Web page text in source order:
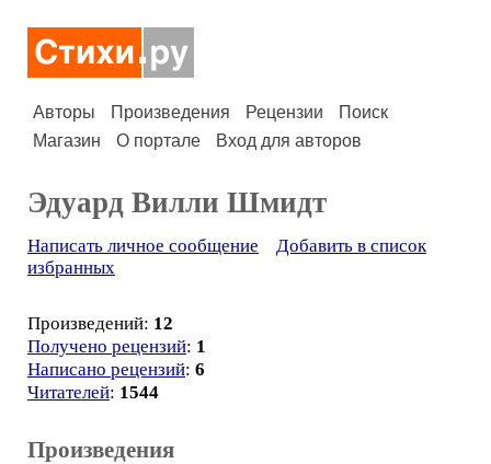
Авторы Произведения Рецензии
Поиск
Магазин
О портале Вход для авторов
Эдуард Вилли Шмидт
Написать личное сообщение
Добавить в список
избранных
Произведений: 12
Получено рецензий: 1
Написано рецензий: 6
Читателей: 1544
Произведения